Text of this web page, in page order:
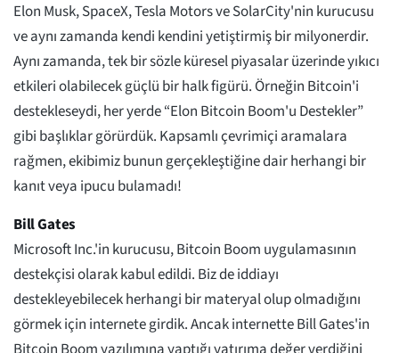
Elon Musk, SpaceX, Tesla Motors ve SolarCity'nin kurucusu
ve aynı zamanda kendi kendini yetiştirmiş bir milyonerdir.
Aynı zamanda, tek bir sözle küresel piyasalar üzerinde yıkıcı
etkileri olabilecek güçlü bir halk figürü. Örneğin Bitcoin'i
destekleseydi, her yerde “Elon Bitcoin Boom'u Destekler”
gibi başlıklar görürdük. Kapsamlı çevrimiçi aramalara
rağmen, ekibimiz bunun gerçekleştiğine dair herhangi bir
kanıt veya ipucu bulamadı!
Bill Gates
Microsoft Inc.'in kurucusu, Bitcoin Boom uygulamasının
destekçisi olarak kabul edildi. Biz de iddiayı
destekleyebilecek herhangi bir materyal olup olmadığını
görmek için internete girdik. Ancak internette Bill Gates'in